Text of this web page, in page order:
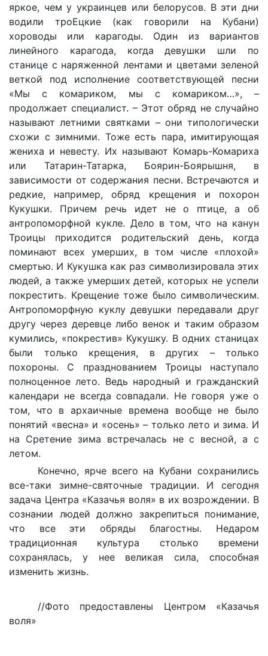
яркое, чем у украинцев или белорусов. В эти дни
водили троЕцкие (как говорили на Кубани)
хороводы или карагоды. Один из вариантов
линейного карагода, когда девушки шли по
станице с наряженной лентами и цветами зеленой
веткой под исполнение соответствующей песни
«Мы с комариком, мы с комариком…», –
продолжает специалист. – Этот обряд не случайно
называют летними святками – они типологически
схожи с зимними. Тоже есть пара, имитирующая
жениха и невесту. Их называют Комарь-Комариха
или Татарин-Татарка, Боярин-Боярышня, в
зависимости от содержания песни. Встречаются и
редкие, например, обряд крещения и похорон
Кукушки. Причем речь идет не о птице, а об
антропоморфной кукле. Дело в том, что на канун
Троицы приходится родительский день, когда
поминают всех умерших, в том числе «плохой»
смертью. И Кукушка как раз символизировала этих
людей, а также умерших детей, которых не успели
покрестить. Крещение тоже было символическим.
Антропоморфную куклу девушки передавали друг
другу через деревце либо венок и таким образом
кумились, «покрестив» Кукушку. В одних станицах
были только крещения, в других – только
похороны. С празднованием Троицы наступало
полноценное лето. Ведь народный и гражданский
календари не всегда совпадали. Не говоря уже о
том, что в архаичные времена вообще не было
понятий «весна» и «осень» – только лето и зима. И
на Сретение зима встречалась не с весной, а с
летом.
Конечно, ярче всего на Кубани сохранились
все-таки зимне-святочные традиции. И сегодня
задача Центра «Казачья воля» в их возрождении. В
сознании людей должно закрепиться понимание,
что все эти обряды благостны. Недаром
традиционная культура столько времени
сохранялась, у нее великая сила, способная
изменить жизнь.
//Фото предоставлены Центром «Казачья
воля»